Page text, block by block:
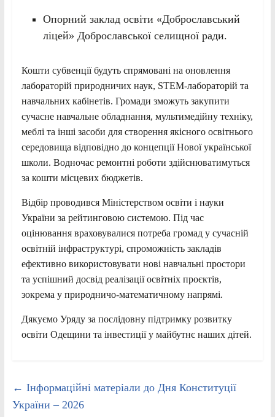
Опорний заклад освіти «Доброславський
ліцей» Доброславської селищної ради.
Кошти субвенції будуть спрямовані на оновлення
лабораторій природничих наук, STEM-лабораторій та
навчальних кабінетів. Громади зможуть закупити
сучасне навчальне обладнання, мультимедійну техніку,
меблі та інші засоби для створення якісного освітнього
середовища відповідно до концепції Нової української
школи. Водночас ремонтні роботи здійснюватимуться
за кошти місцевих бюджетів.
Відбір проводився Міністерством освіти і науки
України за рейтинговою системою. Під час
оцінювання враховувалися потреба громад у сучасній
освітній інфраструктурі, спроможність закладів
ефективно використовувати нові навчальні простори
та успішний досвід реалізації освітніх проєктів,
зокрема у природничо-математичному напрямі.
Дякуємо Уряду за послідовну підтримку розвитку
освіти Одещини та інвестиції у майбутнє наших дітей.
← Інформаційні матеріали до Дня Конституції
України – 2026